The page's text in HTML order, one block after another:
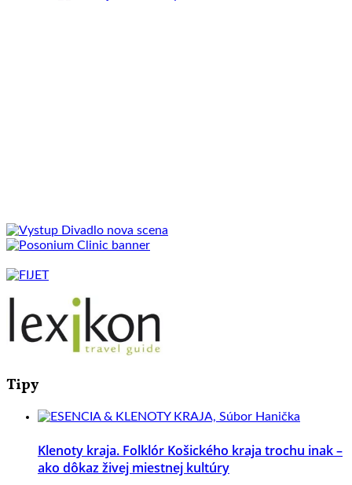
Tipy
Klenoty kraja. Folklór Košického kraja trochu inak –
ako dôkaz živej miestnej kultúry